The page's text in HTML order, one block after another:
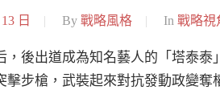
日 By 戰略風格 In 戰略視
，後出道成為知名藝人的「塔泰
擊步槍，武裝起來對抗發動政變